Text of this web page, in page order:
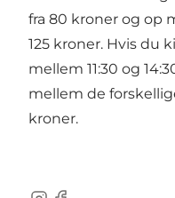
fra 80 kroner og op
125 kroner. Hvis du
mellem 11:30 og
mellem de
kroner.